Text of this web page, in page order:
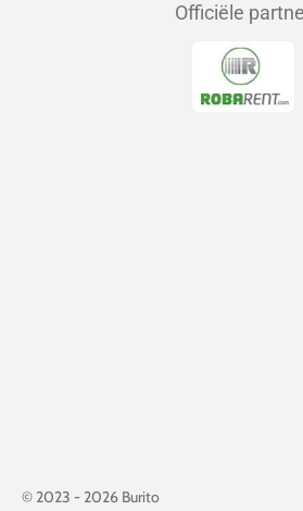
Officiële
© 2023 - 2026 Burito